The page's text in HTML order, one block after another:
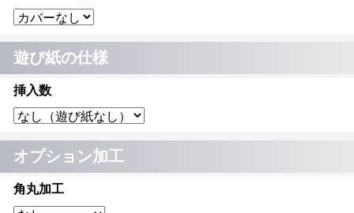
遊び紙の仕様
挿入数
オプション加工
角丸加工